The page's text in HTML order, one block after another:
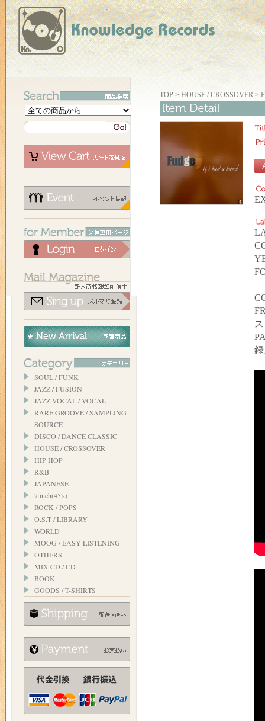
SOUL / FUNK
JAZZ / FUSION
JAZZ VOCAL / VOCAL
RARE GROOVE / SAMPLING
SOURCE
DISCO / DANCE CLASSIC
HOUSE / CROSSOVER
HIP HOP
R&B
JAPANESE
7 inch(45's)
ROCK / POPS
O.S.T / LIBRARY
WORLD
MOOG / EASY LISTENING
OTHERS
MIX CD / CD
BOOK
GOODS / T-SHIRTS
TOP > HOUSE / CROSSOVER >